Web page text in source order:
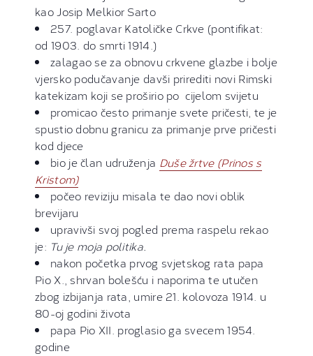
kao Josip Melkior Sarto
257. poglavar Katoličke Crkve (pontifikat:
od 1903. do smrti 1914.)
zalagao se za obnovu crkvene glazbe i bolje
vjersko podučavanje davši prirediti novi Rimski
katekizam koji se proširio po cijelom svijetu
promicao često primanje svete pričesti, te je
spustio dobnu granicu za primanje prve pričesti
kod djece
bio je član udruženja Duše žrtve (Prinos s
Kristom)
počeo reviziju misala te dao novi oblik
brevijaru
upravivši svoj pogled prema raspelu rekao
je: Tu je moja politika.
nakon početka prvog svjetskog rata papa
Pio X., shrvan bolešću i naporima te utučen
zbog izbijanja rata, umire 21. kolovoza 1914. u
80-oj godini života
papa Pio XII. proglasio ga svecem 1954.
godine